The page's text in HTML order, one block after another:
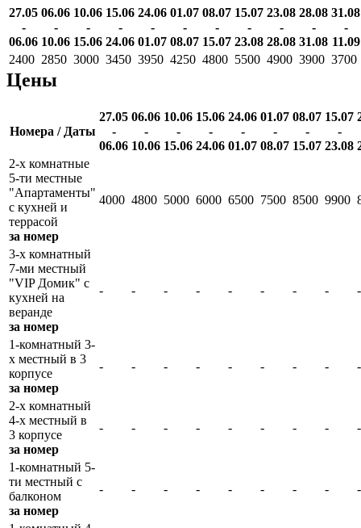
27.05
-
06.06
06.06
-
10.06
10.06
-
15.06
15.06
-
24.06
24.06
-
01.07
01.07
-
08.07
08.07
-
15.07
15.07
-
23.08
23.08
-
28.08
28.08
-
31.08
31.08
-
11.09
2400 2850 3000 3450 3950 4250 4800 5500 4900 3900 3700
Цены
Номера / Даты
27.05
-
06.06
06.06
-
10.06
10.06
-
15.06
15.06
-
24.06
24.06
-
01.07
01.07
-
08.07
08.07
-
15.07
15.07
-
23.08
2-х комнатные
5-ти местные
"Апартаменты"
с кухней и
террасой
за номер
4000 4800 5000 6000 6500 7500 8500 9900
3-х комнатный
7-ми местный
"VIP Домик" с
кухней на
веранде
за номер
- - - - - - - - -
1-комнатный 3-
х местный в 3
корпусе
за номер
- - - - - - - - -
2-х комнатный
4-х местный в
3 корпусе
за номер
- - - - - - - - -
1-комнатный 5-
ти местный с
балконом
за номер
- - - - - - - - -